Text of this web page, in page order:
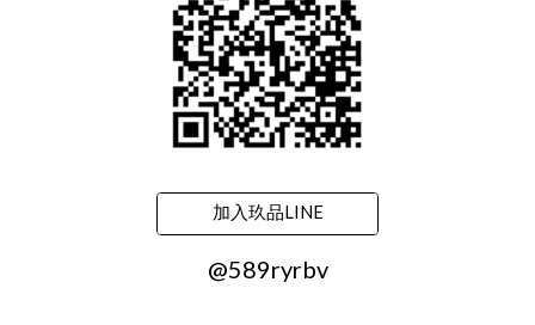
加入玖品LINE
@589ryrbv